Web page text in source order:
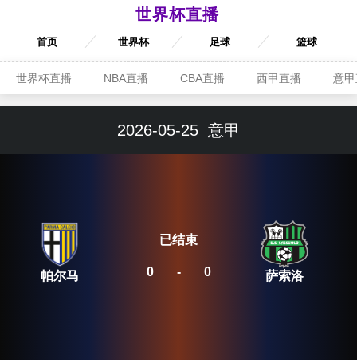
世界杯直播
首页 世界杯 足球 篮球
世界杯直播 NBA直播 CBA直播 西甲直播 意
2026-05-25 意甲
帕尔马 0 - 0
已结束
萨索洛